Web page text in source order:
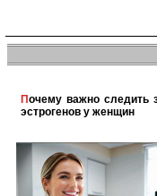
Почему важно следить за уровнем
эстрогенов у женщин